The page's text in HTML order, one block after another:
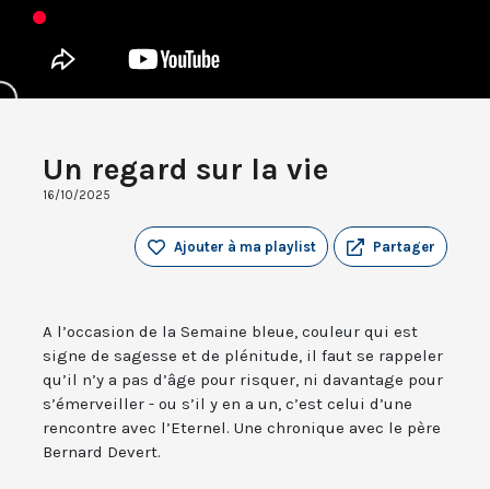
Un regard sur la vie
16/10/2025
Partager
Ajouter à ma playlist
A l’occasion de la Semaine bleue, couleur qui est
signe de sagesse et de plénitude, il faut se rappeler
qu’il n’y a pas d’âge pour risquer, ni davantage pour
s’émerveiller - ou s’il y en a un, c’est celui d’une
rencontre avec l’Eternel. Une chronique avec le père
Bernard Devert.